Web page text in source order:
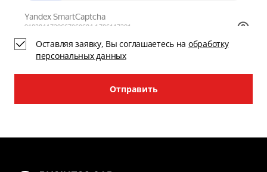
Отправить
Оставляя заявку, Вы соглашаетесь на обработку
персональных данных